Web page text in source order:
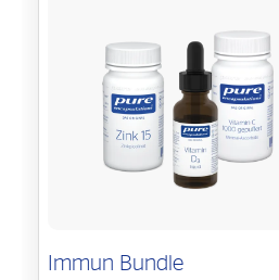
Immun Bundle